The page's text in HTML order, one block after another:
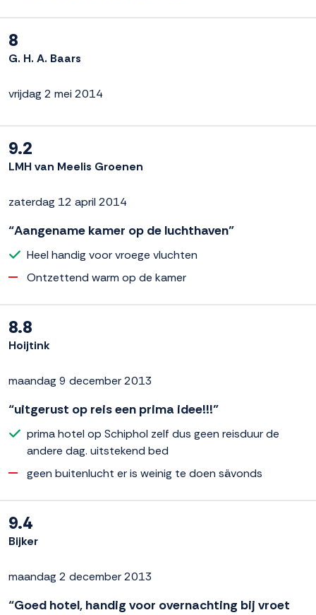
8
G. H. A. Baars
vrijdag 2 mei 2014
9.2
LMH van Meelis Groenen
zaterdag 12 april 2014
“Aangename kamer op de luchthaven”
Heel handig voor vroege vluchten
Ontzettend warm op de kamer
8.8
Hoijtink
maandag 9 december 2013
“uitgerust op reis een prima idee!!!”
prima hotel op Schiphol zelf dus geen reisduur de
andere dag. uitstekend bed
geen buitenlucht er is weinig te doen sävonds
9.4
Bijker
maandag 2 december 2013
“Goed hotel, handig voor overnachting bij vroet